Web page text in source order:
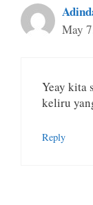
May
Yeay kita
keliru
Reply